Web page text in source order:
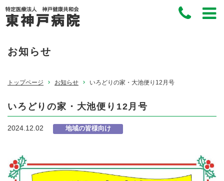
お知らせ
トップページ お知らせ いろどりの家・大池便り12月号
いろどりの家・大池便り12月号
2024.12.02 地域の皆様向け